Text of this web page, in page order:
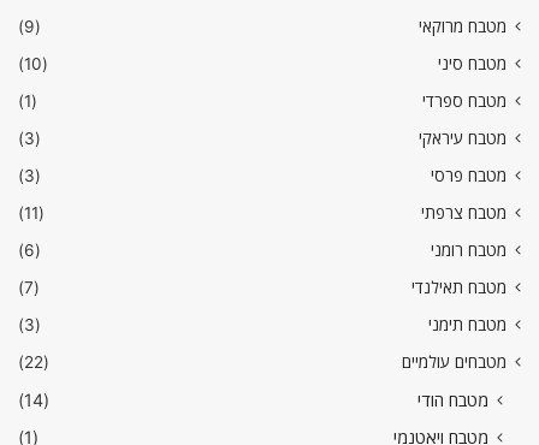
מטבח מרוקאי
(9)
מטבח סיני
(10)
מטבח ספרדי
(1)
מטבח עיראקי
(3)
מטבח פרסי
(3)
מטבח צרפתי
(11)
מטבח רומני
(6)
מטבח תאילנדי
(7)
מטבח תימני
(3)
מטבחים עולמיים
(22)
מטבח הודי
(14)
מטבח ויאטנמי
(1)